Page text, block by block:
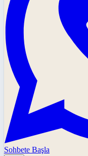
Sohbete Başla